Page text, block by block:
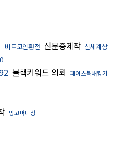
비트코인환전 신분증제작 신세계상
블랙키워드 의뢰
페이스북해킹가
망고머니상